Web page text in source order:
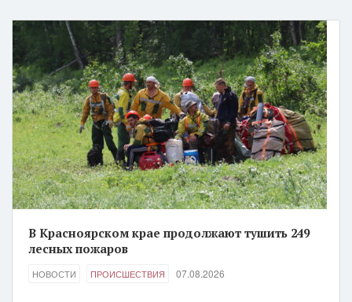
В Красноярском крае продолжают тушить 249
лесных пожаров
НОВОСТИ ПРОИСШЕСТВИЯ 07.08.2026